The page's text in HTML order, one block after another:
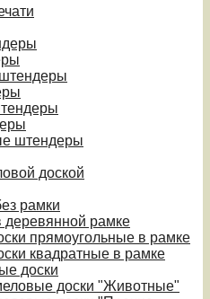
штендеры
доской
рамки
деревянной рамке
прямоугольные в рамке
квадратные в рамке
доски
доски "Животные"